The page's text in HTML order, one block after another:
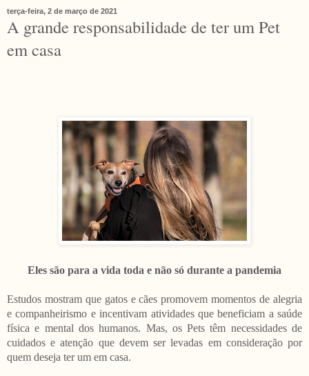
terça-feira, 2 de março de 2021
A grande responsabilidade de ter um Pet
em casa
Eles são para a vida toda e não só durante a pandemia
Estudos mostram que gatos e cães promovem momentos de alegria
e companheirismo e incentivam atividades que beneficiam a saúde
física e mental dos humanos. Mas, os Pets têm necessidades de
cuidados e atenção que devem ser levadas em consideração por
quem deseja ter um em casa.